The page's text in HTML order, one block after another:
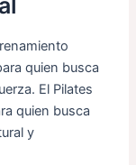
quien busca
El Pilates
quien busca
y